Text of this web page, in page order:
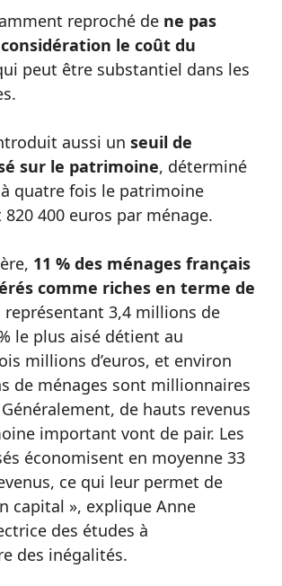
reproché de ne pas
le coût du
peut être substantiel dans les
aussi un seuil de
sur le patrimoine, déterminé
quatre fois le patrimoine
400 euros par ménage.
11 % des ménages français
comme riches en terme de
représentant 3,4 millions de
le plus aisé détient au
millions d’euros, et environ
de ménages sont millionnaires
Généralement, de hauts revenus
important vont de pair. Les
économisent en moyenne 33
ce qui leur permet de
capital », explique Anne
des études à
des inégalités.